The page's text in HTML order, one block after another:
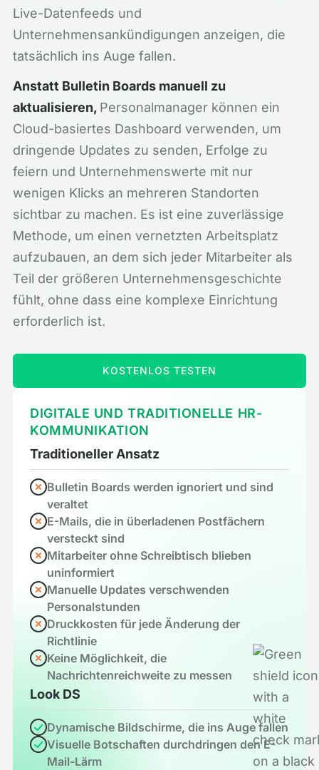
Live-Datenfeeds und
Unternehmensankündigungen anzeigen, die
tatsächlich ins Auge fallen.
Anstatt Bulletin Boards manuell zu
aktualisieren, Personalmanager können ein
Cloud-basiertes Dashboard verwenden, um
dringende Updates zu senden, Erfolge zu
feiern und Unternehmenswerte mit nur
wenigen Klicks an mehreren Standorten
sichtbar zu machen. Es ist eine zuverlässige
Methode, um einen vernetzten Arbeitsplatz
aufzubauen, an dem sich jeder Mitarbeiter als
Teil der größeren Unternehmensgeschichte
fühlt, ohne dass eine komplexe Einrichtung
erforderlich ist.
KOSTENLOS TESTEN
DIGITALE UND TRADITIONELLE HR-
KOMMUNIKATION
Traditioneller Ansatz
Bulletin Boards werden ignoriert und sind
veraltet
E-Mails, die in überladenen Postfächern
versteckt sind
Mitarbeiter ohne Schreibtisch blieben
uninformiert
Manuelle Updates verschwenden
Personalstunden
Druckkosten für jede Änderung der
Richtlinie
Keine Möglichkeit, die
Nachrichtenreichweite zu messen
Look DS
Dynamische Bildschirme, die ins Auge fallen
Visuelle Botschaften durchdringen den E-
Mail-Lärm